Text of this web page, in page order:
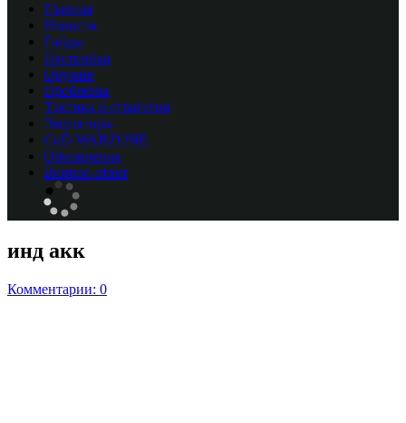
Главная
Новости
Гайды
Настройка
Оружие
Проблемы
Тактика и стратегия
Эмуляторы
CоD WARZONE
Обновления
Вопрос-ответ
инд акк
Комментарии: 0